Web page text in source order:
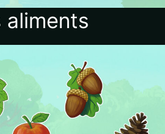
aliments